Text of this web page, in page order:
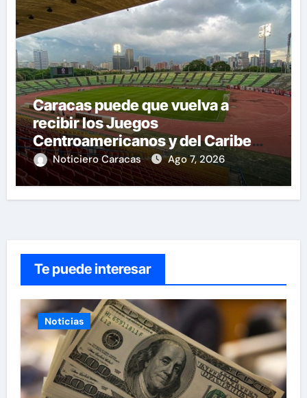
Caracas puede que vuelva a
recibir los Juegos
Centroamericanos y del Caribe
tras mas de 70 años
Noticiero Caracas Ago 7, 2026
Te puede interesar
Noticias